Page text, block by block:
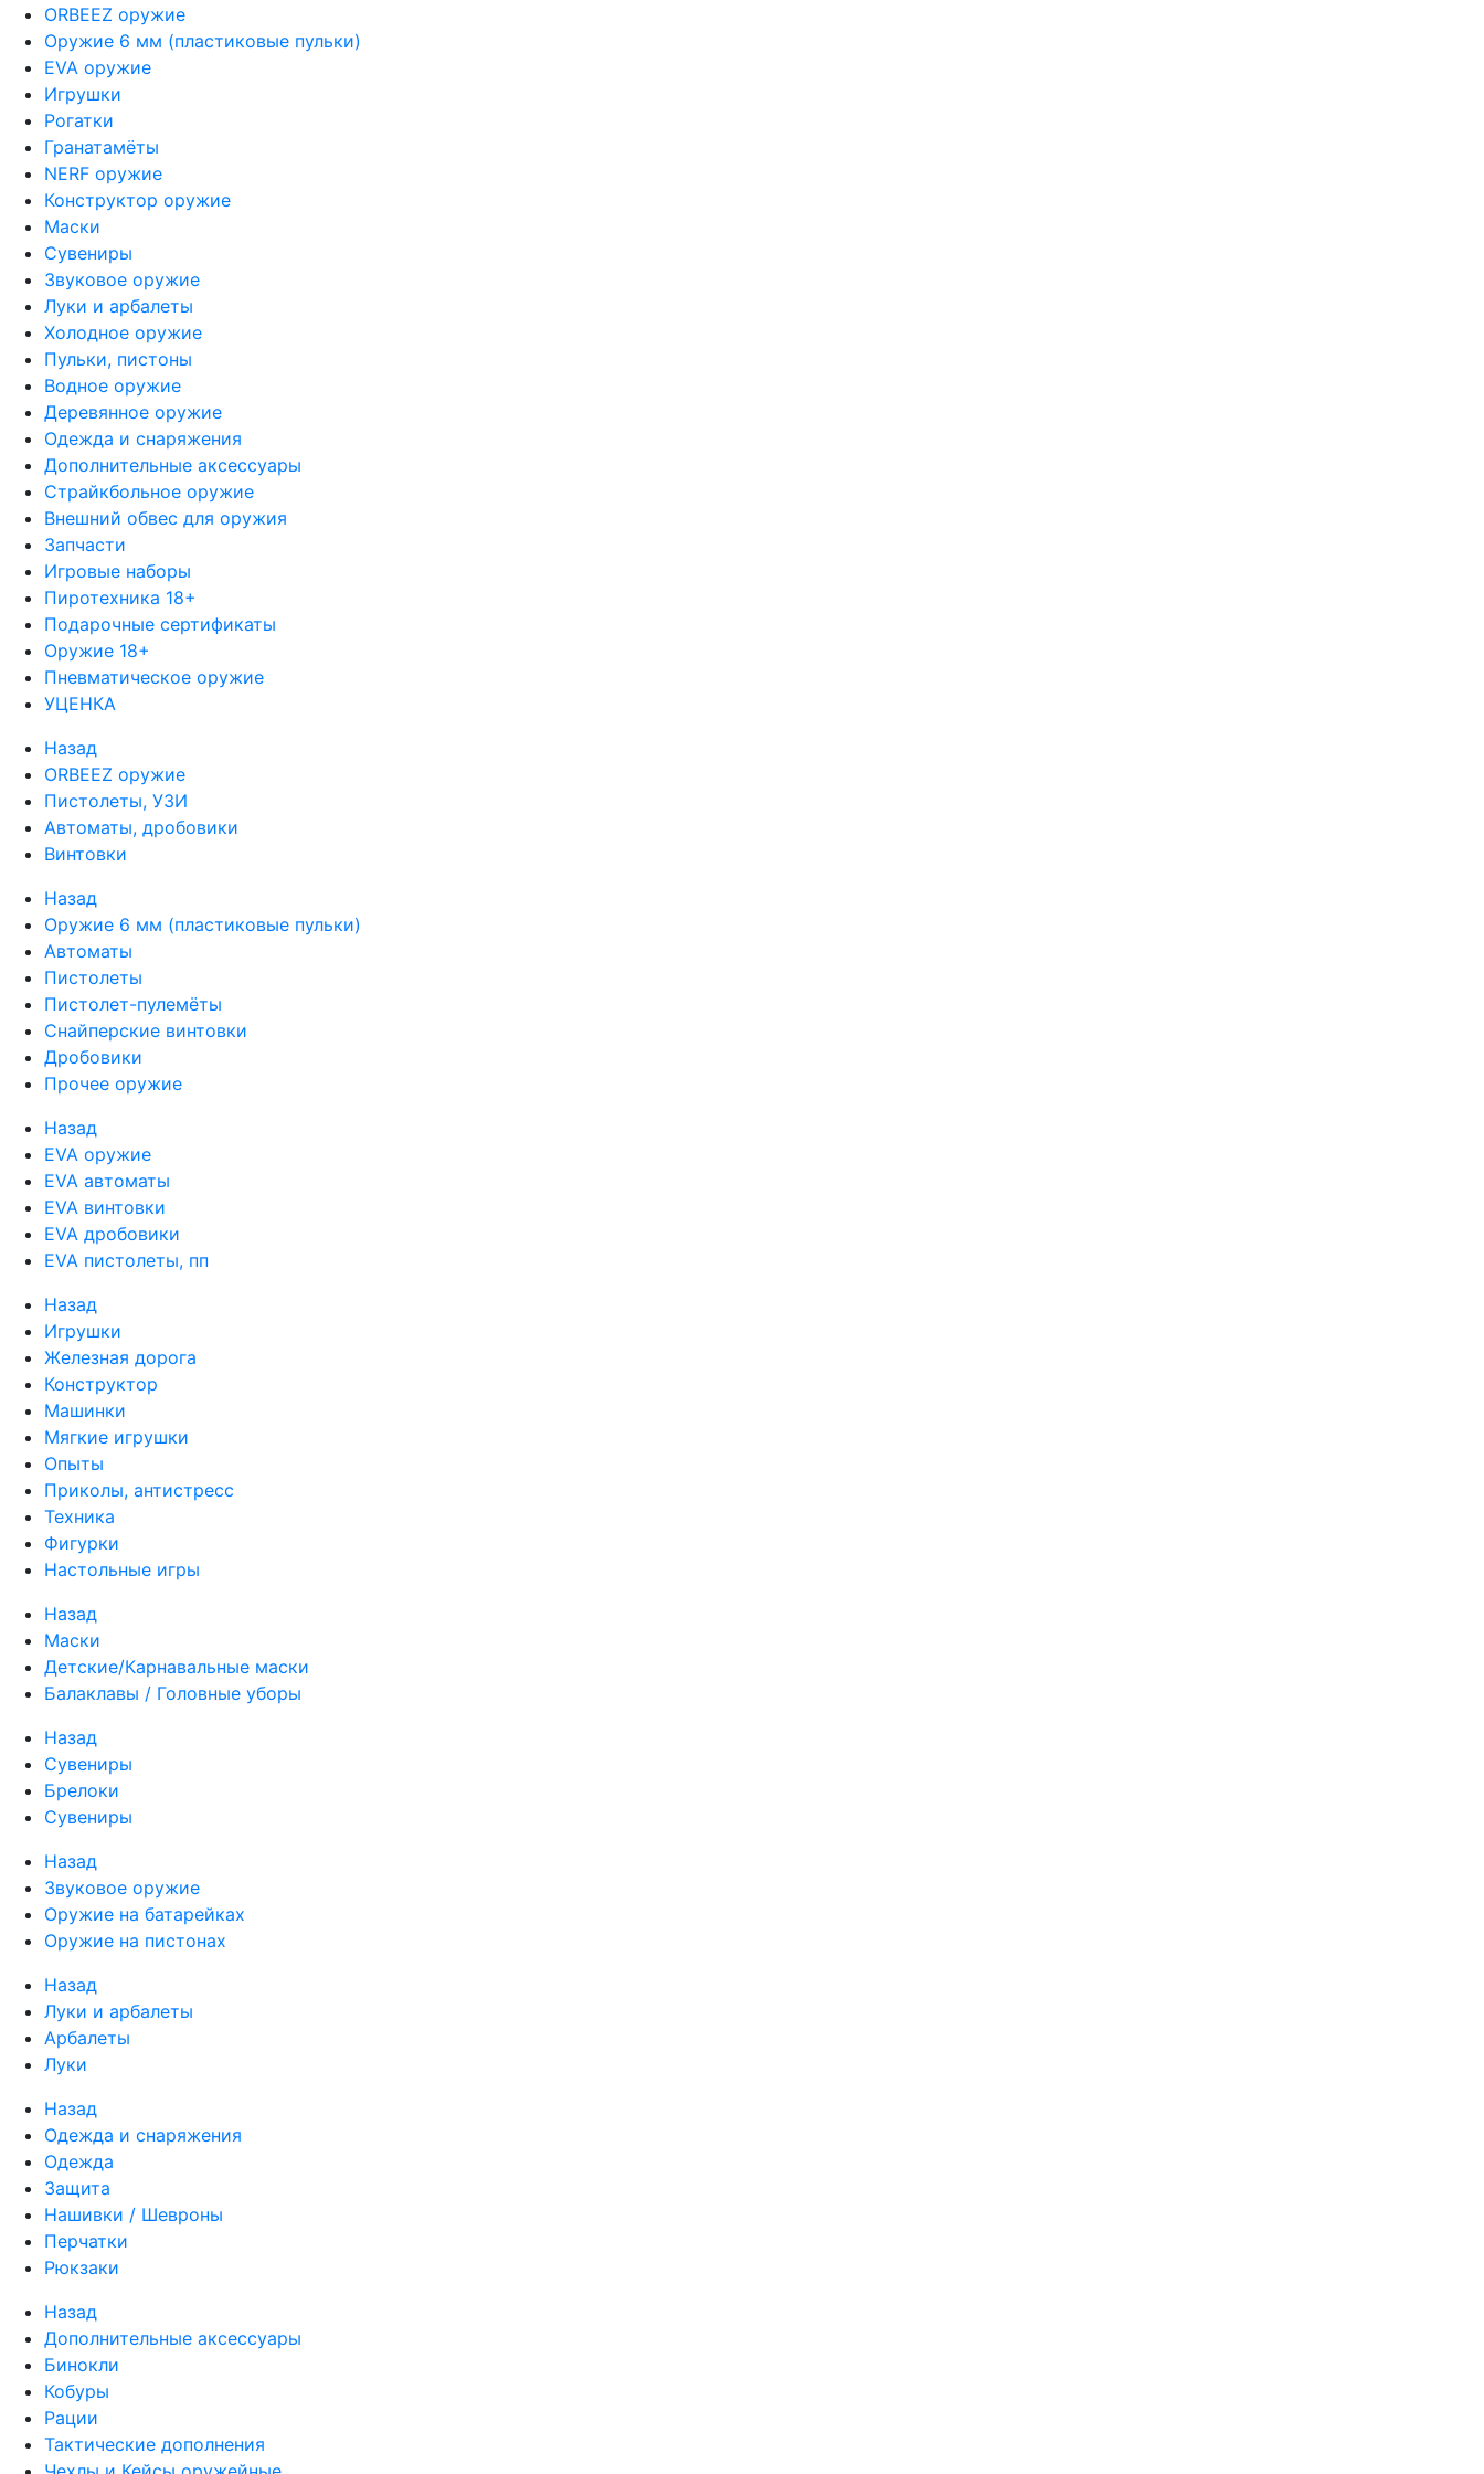
ORBEEZ оружие
Оружие 6 мм (пластиковые пульки)
EVA оружие
Игрушки
Рогатки
Гранатамёты
NERF оружие
Конструктор оружие
Маски
Сувениры
Звуковое оружие
Луки и арбалеты
Холодное оружие
Пульки, пистоны
Водное оружие
Деревянное оружие
Одежда и снаряжения
Дополнительные аксессуары
Страйкбольное оружие
Внешний обвес для оружия
Запчасти
Игровые наборы
Пиротехника 18+
Подарочные сертификаты
Оружие 18+
Пневматическое оружие
УЦЕНКА
Назад
ORBEEZ оружие
Пистолеты, УЗИ
Автоматы, дробовики
Винтовки
Назад
Оружие 6 мм (пластиковые пульки)
Автоматы
Пистолеты
Пистолет-пулемёты
Снайперские винтовки
Дробовики
Прочее оружие
Назад
EVA оружие
EVA автоматы
EVA винтовки
EVA дробовики
EVA пистолеты, пп
Назад
Игрушки
Железная дорога
Конструктор
Машинки
Мягкие игрушки
Опыты
Приколы, антистресс
Техника
Фигурки
Настольные игры
Назад
Маски
Детские/Карнавальные маски
Балаклавы / Головные уборы
Назад
Сувениры
Брелоки
Сувениры
Назад
Звуковое оружие
Оружие на батарейках
Оружие на пистонах
Назад
Луки и арбалеты
Арбалеты
Луки
Назад
Одежда и снаряжения
Одежда
Защита
Нашивки / Шевроны
Перчатки
Рюкзаки
Назад
Дополнительные аксессуары
Бинокли
Кобуры
Рации
Тактические дополнения